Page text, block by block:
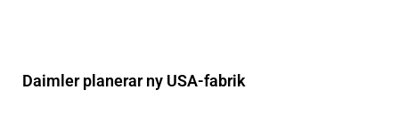
Daimler planerar ny USA-fabrik